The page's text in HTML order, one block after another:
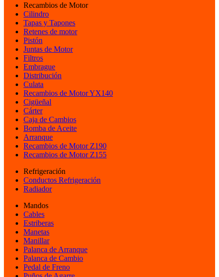
Recambios de Motor
Cilindro
Tapas y Tapones
Retenes de motor
Pistón
Juntas de Motor
Filtros
Embrague
Distribución
Culata
Recambios de Motor YX140
Cigüeñal
Cárter
Caja de Cambios
Bomba de Aceite
Arranque
Recambios de Motor Z190
Recambios de Motor Z155
Refrigeración
Conductos Refrigeración
Radiador
Mandos
Cables
Estriberas
Manetas
Manillar
Palanca de Arranque
Palanca de Cambio
Pedal de Freno